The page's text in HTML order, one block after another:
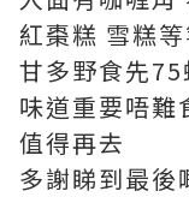
紅棗糕 雪糕
甘多野食先
味道重要唔難
值得再去
多謝睇到最後